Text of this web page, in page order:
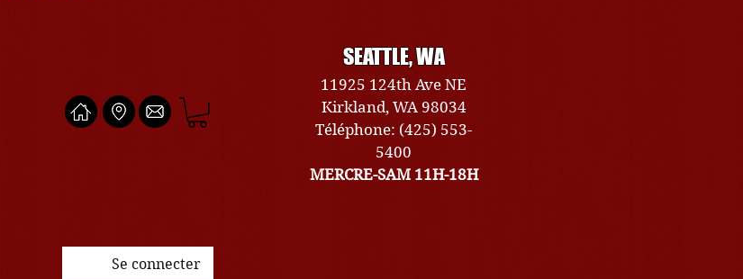
SEATTLE, WA
11925 124th Ave NE
Kirkland, WA 98034
Téléphone: (425) 553-
5400
MERCRE-SAM 11H-18H
Se connecter